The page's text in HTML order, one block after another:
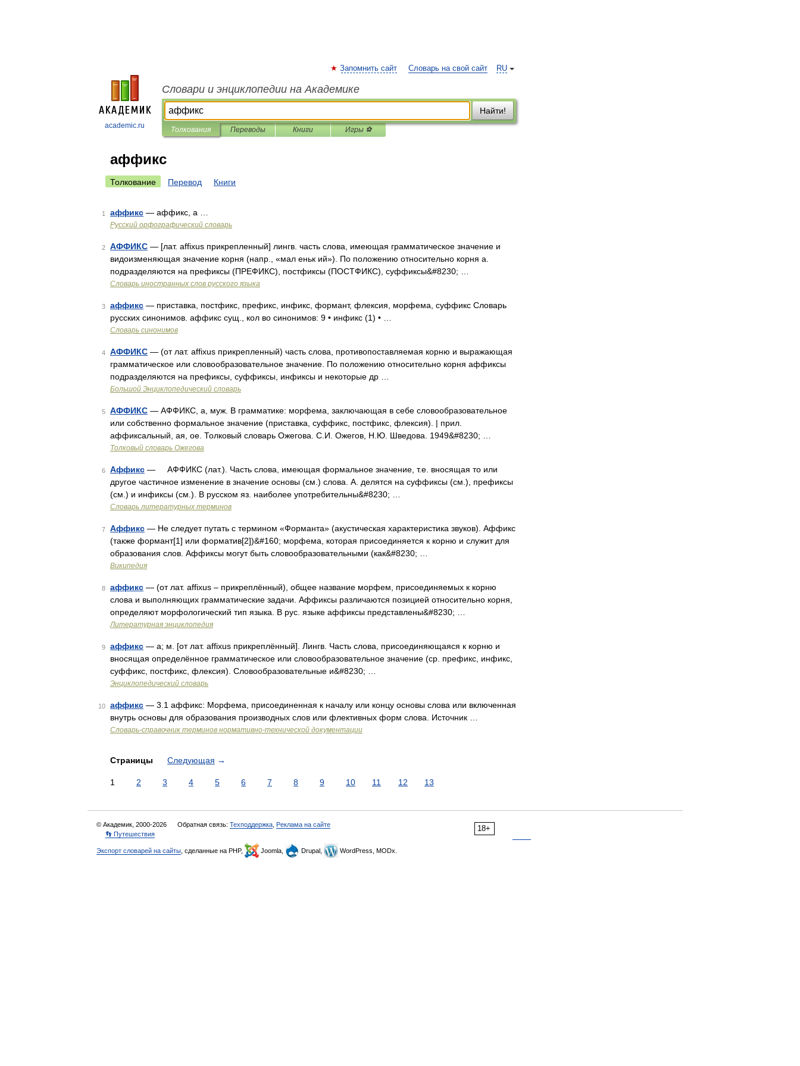
academic.ru
RU
Запомнить сайт Словарь на свой сайт
Словари и энциклопедии на Академике
Найти!
Толкования Переводы Книги Игры ⚽
аффикс
Толкование Перевод Книги
1 аффикс — аффикс, а …
Русский орфографический словарь
2 АФФИКС — [лат. affixus прикрепленный] лингв. часть слова, имеющая грамматическое значение и
видоизменяющая значение корня (напр., «мал еньк ий»). По положению относительно корня а.
подразделяются на префиксы (ПРЕФИКС), постфиксы (ПОСТФИКС), суффиксы&#8230; …
Словарь иностранных слов русского языка
3 аффикс — приставка, постфикс, префикс, инфикс, формант, флексия, морфема, суффикс Словарь
русских синонимов. аффикс сущ., кол во синонимов: 9 • инфикс (1) • …
Словарь синонимов
4 АФФИКС — (от лат. affixus прикрепленный) часть слова, противопоставляемая корню и выражающая
грамматическое или словообразовательное значение. По положению относительно корня аффиксы
подразделяются на префиксы, суффиксы, инфиксы и некоторые др …
Большой Энциклопедический словарь
5 АФФИКС — АФФИКС, а, муж. В грамматике: морфема, заключающая в себе словообразовательное
или собственно формальное значение (приставка, суффикс, постфикс, флексия). | прил.
аффиксальный, ая, ое. Толковый словарь Ожегова. С.И. Ожегов, Н.Ю. Шведова. 1949&#8230; …
Толковый словарь Ожегова
6 Аффикс — АФФИКС (лат.). Часть слова, имеющая формальное значение, т.е. вносящая то или
другое частичное изменение в значение основы (см.) слова. А. делятся на суффиксы (см.), префиксы
(см.) и инфиксы (см.). В русском яз. наиболее употребительны&#8230; …
Словарь литературных терминов
7 Аффикс — Не следует путать с термином «Форманта» (акустическая характеристика звуков). Аффикс
(также формант[1] или форматив[2])&#160; морфема, которая присоединяется к корню и служит для
образования слов. Аффиксы могут быть словообразовательными (как&#8230; …
Википедия
8 аффикс — (от лат. affixus – прикреплённый), общее название морфем, присоединяемых к корню
слова и выполняющих грамматические задачи. Аффиксы различаются позицией относительно корня,
определяют морфологический тип языка. В рус. языке аффиксы представлены&#8230; …
Литературная энциклопедия
9 аффикс — а; м. [от лат. affixus прикреплённый]. Лингв. Часть слова, присоединяющаяся к корню и
вносящая определённое грамматическое или словообразовательное значение (ср. префикс, инфикс,
суффикс, постфикс, флексия). Словообразовательные и&#8230; …
Энциклопедический словарь
10 аффикс — 3.1 аффикс: Морфема, присоединенная к началу или концу основы слова или включенная
внутрь основы для образования производных слов или флективных форм слова. Источник …
Словарь-справочник терминов нормативно-технической документации
Страницы Следующая →
1 2 3 4 5 6 7 8 9 10 11 12 13
18+
© Академик, 2000-2026 Обратная связь: Техподдержка Реклама на сайте
👣 Путешествия
Экспорт словарей на сайты , сделанные на PHP, Joomla, Drupal, WordPress, MODx.